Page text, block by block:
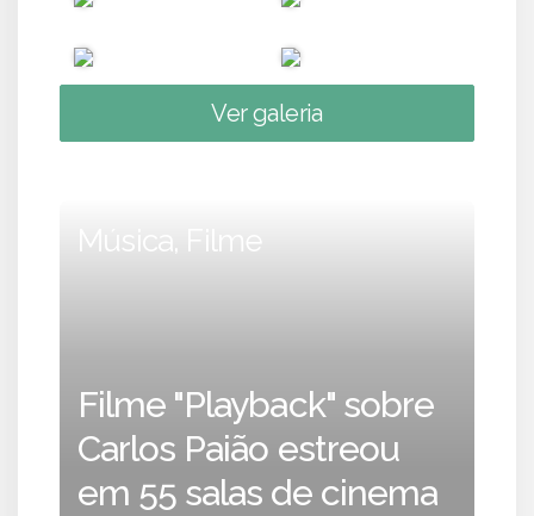
Ver galeria
Música, Filme
Filme "Playback" sobre
Carlos Paião estreou
em 55 salas de cinema